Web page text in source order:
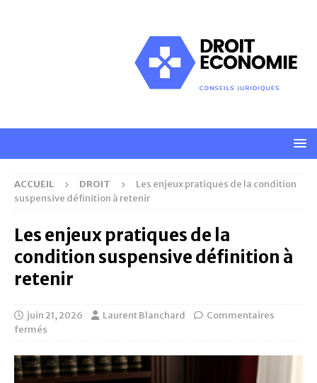
ACCUEIL DROIT
Les enjeux pratiques de la condition
suspensive définition à retenir
Les enjeux pratiques de la
condition suspensive définition à
retenir
juin 21, 2026 Laurent Blanchard
Commentaires
fermés